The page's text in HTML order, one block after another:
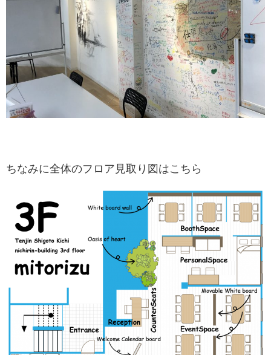
ちなみに全体のフロア見取り図はこちら